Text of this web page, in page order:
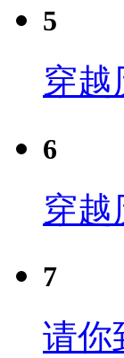
5
穿越
6
穿越
7
请你